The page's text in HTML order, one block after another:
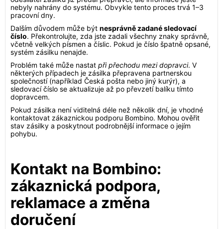
nebyly nahrány do systému. Obvykle tento proces trvá 1–3
pracovní dny.
Dalším důvodem může být nesprávně zadané sledovací
číslo. Překontrolujte, zda jste zadali všechny znaky správně,
včetně velkých písmen a číslic. Pokud je číslo špatně opsané,
systém zásilku nenajde.
Problém také může nastat při přechodu mezi dopravci. V
některých případech je zásilka přepravena partnerskou
společností (například Česká pošta nebo jiný kurýr), a
sledovací číslo se aktualizuje až po převzetí balíku tímto
dopravcem.
Pokud zásilka není viditelná déle než několik dní, je vhodné
kontaktovat zákaznickou podporu Bombino. Mohou ověřit
stav zásilky a poskytnout podrobnější informace o jejím
pohybu.
Kontakt na Bombino:
zákaznická podpora,
reklamace a změna
doručení